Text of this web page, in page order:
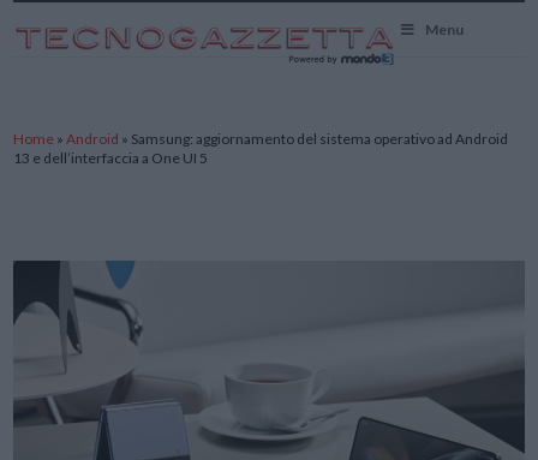
Menu
Home »Android » Samsung: aggiornamento del sistema operativo ad Android
13 e dell’interfaccia a One UI 5